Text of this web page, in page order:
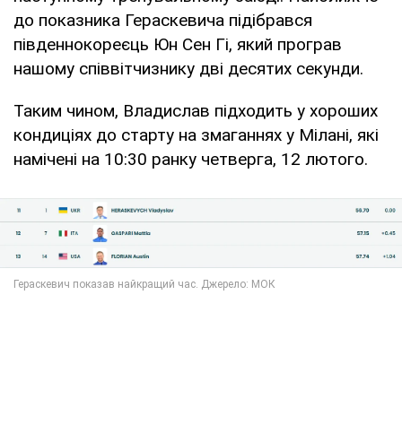
до показника Гераскевича підібрався
південнокореєць Юн Сен Гі, який програв
нашому співвітчизнику дві десятих секунди.
Таким чином, Владислав підходить у хороших
кондиціях до старту на змаганнях у Мілані, які
намічені на 10:30 ранку четверга, 12 лютого.